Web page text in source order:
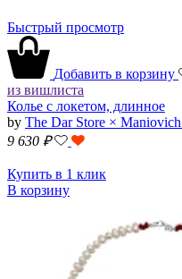
Быстрый просмотр
Добавить в корзину
из вишлиста
Колье с локетом, длинное
by The Dar Store ×
9 630 ₽
Купить в 1 клик
В корзину